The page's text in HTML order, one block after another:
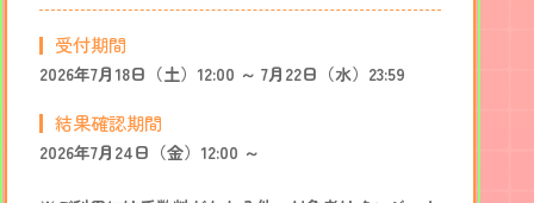
受付期間
2026年7月18日（土）12:00 ～ 7月22日（水）23:59
結果確認期間
2026年7月24日（金）12:00 ～